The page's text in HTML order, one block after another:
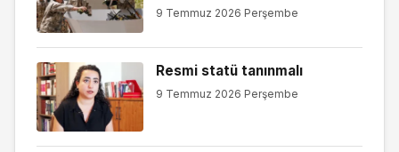
9 Temmuz 2026 Perşembe
Resmi statü tanınmalı
9 Temmuz 2026 Perşembe